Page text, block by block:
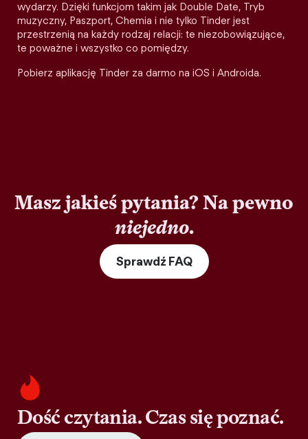
wydarzy. Dzięki funkcjom takim jak Double Date, Tryb
muzyczny, Paszport, Chemia i nie tylko Tinder jest
przestrzenią na każdy rodzaj relacji: te niezobowiązujące,
te poważne i wszystko co pomiędzy.
Pobierz aplikację Tinder za darmo na iOS i Androida.
Masz jakieś pytania? Na pewno
niejedno.
Sprawdź FAQ
Dość czytania. Czas się poznać.